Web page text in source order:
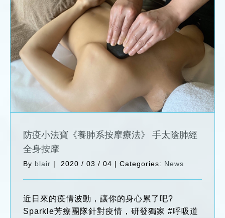
防疫小法寶《養肺系按摩療法》 手太陰肺
經全身按摩
News
防疫小法寶《養肺系按摩療法》 手太陰肺經
全身按摩
By blair | 2020 / 03 / 04 | Categories: News
近日來的疫情波動，讓你的身心累了吧?
Sparkle芳療團隊針對疫情，研發獨家 #呼吸道